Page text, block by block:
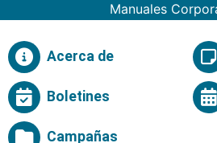
Manuales
Acerca de
Boletines
Campañas